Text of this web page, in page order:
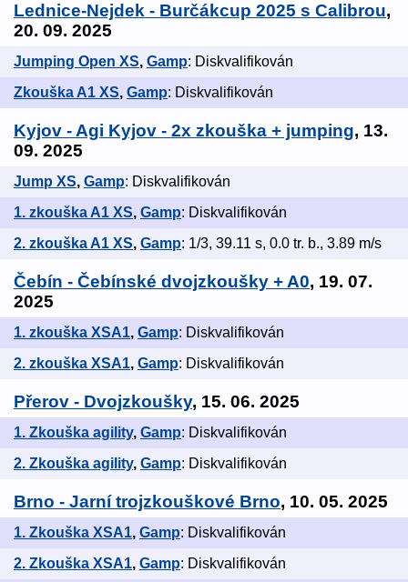
Lednice-Nejdek - Burčákcup 2025 s Calibrou,
20. 09. 2025
Jumping Open XS, Gamp: Diskvalifikován
Zkouška A1 XS, Gamp: Diskvalifikován
Kyjov - Agi Kyjov - 2x zkouška + jumping, 13.
09. 2025
Jump XS, Gamp: Diskvalifikován
1. zkouška A1 XS, Gamp: Diskvalifikován
2. zkouška A1 XS, Gamp: 1/3, 39.11 s, 0.0 tr. b., 3.89 m/s
Čebín - Čebínské dvojzkoušky + A0, 19. 07.
2025
1. zkouška XSA1, Gamp: Diskvalifikován
2. zkouška XSA1, Gamp: Diskvalifikován
Přerov - Dvojzkoušky, 15. 06. 2025
1. Zkouška agility, Gamp: Diskvalifikován
2. Zkouška agility, Gamp: Diskvalifikován
Brno - Jarní trojzkouškové Brno, 10. 05. 2025
1. Zkouška XSA1, Gamp: Diskvalifikován
2. Zkouška XSA1, Gamp: Diskvalifikován